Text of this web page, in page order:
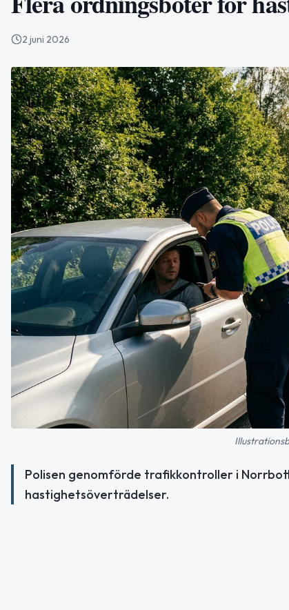
2 juni 2026
Polisen genomförde trafikkontroller i
hastighetsöverträdelser.